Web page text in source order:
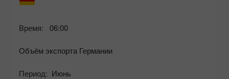
Время: 06:00
Объём экспорта Германии
Период: Июнь